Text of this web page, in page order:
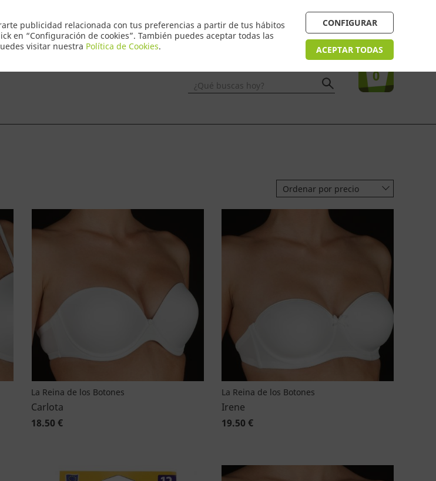
publicidad relacionada con tus preferencias a partir de tus hábitos
en “Configuración de cookies”. También puedes aceptar todas las
visitar nuestra Política de Cookies.
CONFIGURAR
ACEPTAR TODAS
¿Necesitas ayuda? FAQ
Tu compra
0
¿Qué buscas hoy?
Ordenar por precio
La Reina de los Botones
Carlota
18.50 €
La Reina de los Botones
Irene
19.50 €